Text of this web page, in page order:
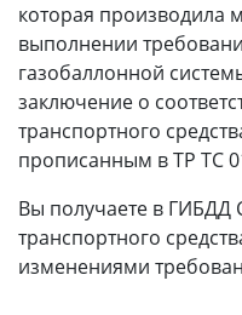
которая производила
выполнении
газобаллонной
заключение о
транспортного
прописанным в ТР ТС
Вы получаете в ГИБДД
транспортного
изменениями